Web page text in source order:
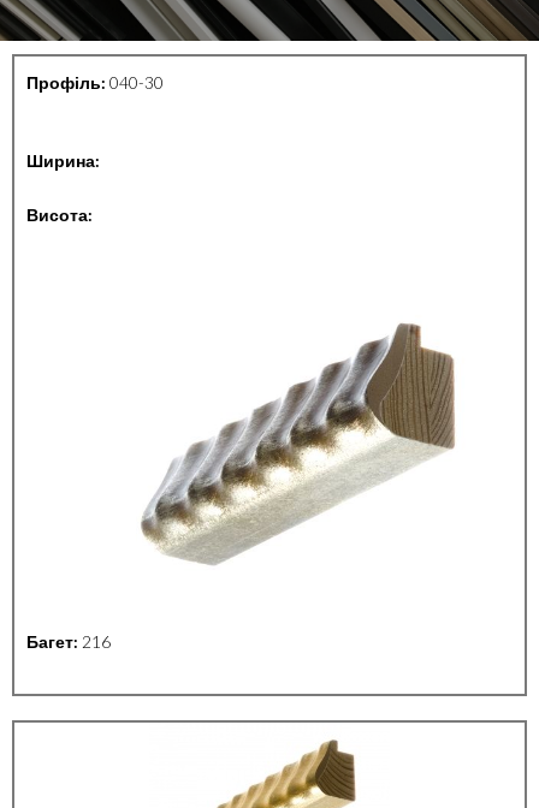
Профіль: 040-30
Ширина:
Висота:
Багет: 216